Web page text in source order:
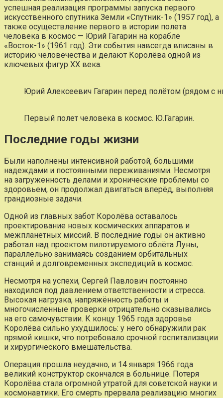
успешная реализация программы запуска первого
искусственного спутника Земли «Спутник-1» (1957 год), а
также осуществление первого в истории полета
человека в космос — Юрий Гагарин на корабле
«Восток-1» (1961 год). Эти события навсегда вписаны в
историю человечества и делают Королёва одной из
ключевых фигур XX века.
Юрий Алексеевич Гагарин перед полётом (рядом с
Первый полет человека в космос. Ю.Гагарин.
Последние годы жизни
Были наполнены интенсивной работой, большими
надеждами и постоянными переживаниями. Несмотря
на загруженность делами и хронические проблемы со
здоровьем, он продолжал двигаться вперёд, выполняя
грандиозные задачи.
Одной из главных забот Королёва оставалось
проектирование новых космических аппаратов и
межпланетных миссий. В последние годы он активно
работал над проектом пилотируемого облёта Луны,
параллельно занимаясь созданием орбитальных
станций и долговременных экспедиций в космос.
Несмотря на успехи, Сергей Павлович постоянно
находился под давлением ответственности и стресса.
Высокая нагрузка, напряжённость работы и
многочисленные проверки отрицательно сказывались
на его самочувствии. К концу 1965 года здоровье
Королёва сильно ухудшилось: у него обнаружили рак
прямой кишки, что потребовало срочной госпитализации
и хирургического вмешательства.
Операция прошла неудачно, и 14 января 1966 года
великий конструктор скончался в больнице. Потеря
Королёва стала огромной утратой для советской науки и
космонавтики. Его смерть прервала реализацию многих